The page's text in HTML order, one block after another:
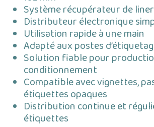
Système récupérateur de
Distributeur électronique
Utilisation rapide à une main
Adapté aux postes
Solution fiable pour
conditionnement
Compatible avec vignettes,
étiquettes opaques
Distribution continue et
étiquettes